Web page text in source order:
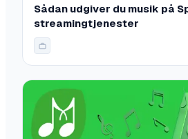
Sådan udgiver du musik på
streamingtjenester